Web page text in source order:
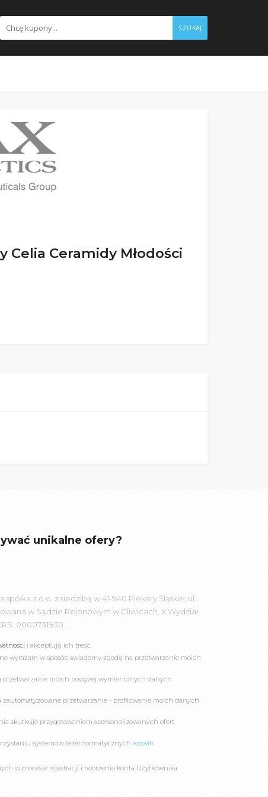
SZUKAJ
Ceramidy Młodości
unikalne ofery?
z o.o. z siedzibą w 41-940 Piekary Śląskie; ul.
w Sądzie Rejonowym w Gliwicach, X Wydział
0000731930.
i akceptuję ich treść.
wyrażam w sposób świadomy zgodę na przetwarzanie moich
przetwarzanie moich powyżej wymienionych danych
przetwarzanie - profilowanie moich danych
skutkuje przygotowaniem spersonalizowanych ofert
systemów teleinformatycznych rozwiń
w procesie rejestracji i tworzenia konta Użytkownika